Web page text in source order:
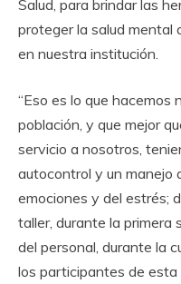
Salud, para brindar las
proteger la salud mental
en nuestra institución.
“Eso es lo que hacemos
población, y que mejor
servicio a nosotros,
autocontrol y un manejo
emociones y del estrés;
taller, durante la primera
del personal, durante la
los participantes de esta